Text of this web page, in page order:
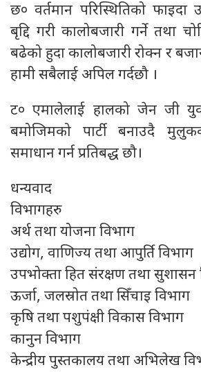
छ० वर्तमान परिस्थितिको
बृद्दि गरी कालोबजारी गर्ने तथा
बढेको हुदा कालोबजारी रोक्न र
हामी सबैलाई अपिल गर्दछौ ।
ट० एमालेलाई हालको जेन जी
बमोजिमको पार्टी बनाउदै
समाधान गर्न प्रतिबद्ध छौ।
धन्यवाद
विभागहरु
अर्थ तथा योजना विभाग
उद्योग, वाणिज्य तथा आपुर्ति विभाग
उपभोक्ता हित संरक्षण तथा सुशासन
ऊर्जा, जलस्रोत तथा सिँचाइ विभाग
कृषि तथा पशुपंक्षी विकास विभाग
कानुन विभाग
केन्द्रीय पुस्तकालय तथा अभिलेख